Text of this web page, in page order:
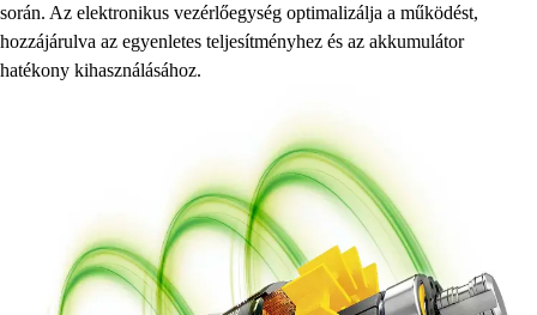
során. Az elektronikus vezérlőegység optimalizálja a működést,
hozzájárulva az egyenletes teljesítményhez és az akkumulátor
hatékony kihasználásához.